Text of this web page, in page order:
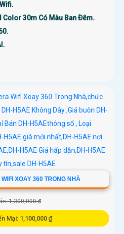
Wifi.
Color 30m Có Màu Ban Ðêm.
XOAY 360 TRONG NHÀ
1,300,000 ₫
Mại: 1,100,000 ₫